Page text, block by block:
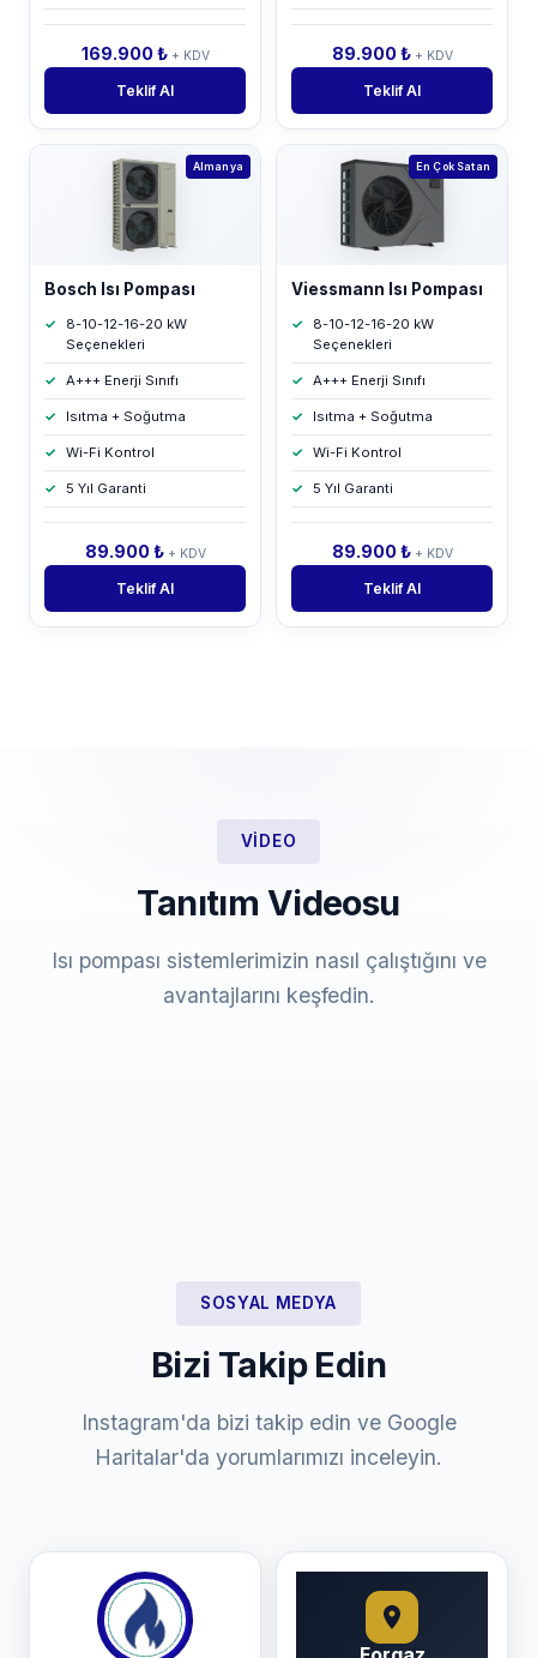
169.900 ₺ + KDV
Teklif Al
89.900 ₺ + KDV
Teklif Al
Almanya
Bosch Isı Pompası
8-10-12-16-20 kW
Seçenekleri
A+++ Enerji Sınıfı
Isıtma + Soğutma
Wi-Fi Kontrol
5 Yıl Garanti
89.900 ₺ + KDV
Teklif Al
En Çok Satan
Viessmann Isı Pompası
8-10-12-16-20 kW
Seçenekleri
A+++ Enerji Sınıfı
Isıtma + Soğutma
Wi-Fi Kontrol
5 Yıl Garanti
89.900 ₺ + KDV
Teklif Al
VIDEO
Tanıtım Videosu
Isı pompası sistemlerimizin nasıl çalıştığını ve
avantajlarını keşfedin.
SOSYAL MEDYA
Bizi Takip Edin
Instagram'da bizi takip edin ve Google
Haritalar'da yorumlarımızı inceleyin.